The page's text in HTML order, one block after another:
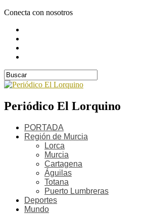
Conecta con nosotros
Periódico El Lorquino
PORTADA
Región de Murcia
Lorca
Murcia
Cartagena
Águilas
Totana
Puerto Lumbreras
Deportes
Mundo